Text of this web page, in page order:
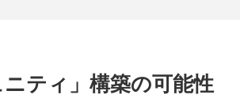
ティ」構築の可能性